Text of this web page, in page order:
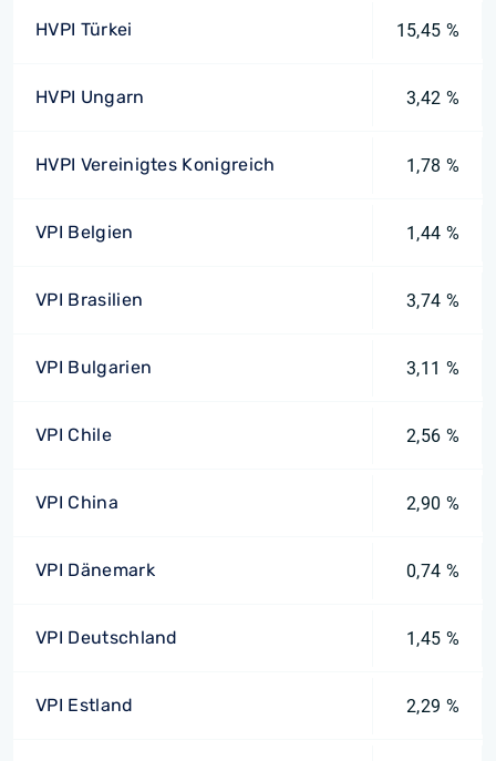
HVPI Türkei 15,45 %
HVPI Ungarn 3,42 %
HVPI Vereinigtes Konigreich 1,78 %
VPI Belgien 1,44 %
VPI Brasilien 3,74 %
VPI Bulgarien 3,11 %
VPI Chile 2,56 %
VPI China 2,90 %
VPI Dänemark 0,74 %
VPI Deutschland 1,45 %
VPI Estland 2,29 %